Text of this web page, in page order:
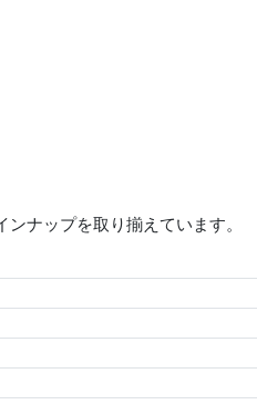
ナップを取り揃えています。